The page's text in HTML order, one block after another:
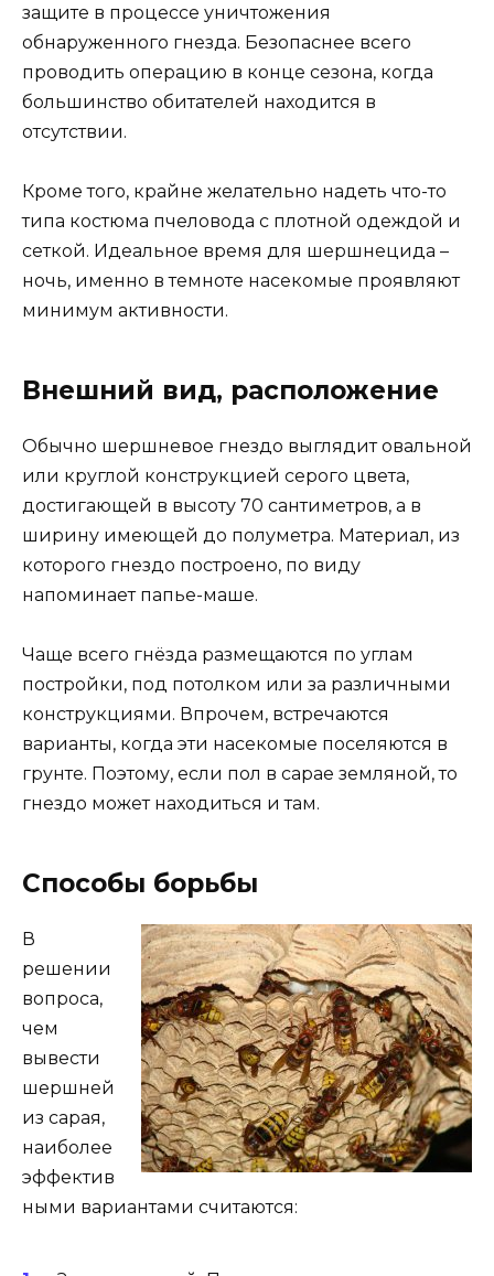
защите в процессе уничтожения
обнаруженного гнезда. Безопаснее всего
проводить операцию в конце сезона, когда
большинство обитателей находится в
отсутствии.
Кроме того, крайне желательно надеть что-то
типа костюма пчеловода с плотной одеждой и
сеткой. Идеальное время для шершнецида –
ночь, именно в темноте насекомые проявляют
минимум активности.
Внешний вид, расположение
Обычно шершневое гнездо выглядит овальной
или круглой конструкцией серого цвета,
достигающей в высоту 70 сантиметров, а в
ширину имеющей до полуметра. Материал, из
которого гнездо построено, по виду
напоминает папье-маше.
Чаще всего гнёзда размещаются по углам
постройки, под потолком или за различными
конструкциями. Впрочем, встречаются
варианты, когда эти насекомые поселяются в
грунте. Поэтому, если пол в сарае земляной, то
гнездо может находиться и там.
Способы борьбы
В
решении
вопроса,
чем
вывести
шершней
из сарая,
наиболее
эффектив
ными вариантами считаются: